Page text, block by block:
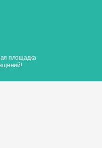
площадка